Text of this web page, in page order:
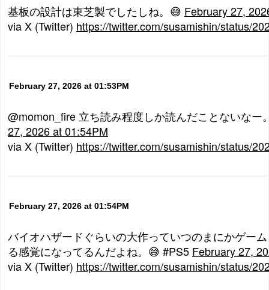
基板の設計は東芝製でしたしね。😅 February 27,
via X (Twitter) https://twitter.com/susamishin/status/
February 27, 2026 at 01:53PM
@momon_fire 立ち読み程度しか読んだことないなー
27, 2026 at 01:54PM
via X (Twitter) https://twitter.com/susamishin/status/
February 27, 2026 at 01:54PM
バイオハザードぐらいの大作っていつのまにかゲー
る感覚になってるんだよね。😅 #PS5 February 27,
via X (Twitter) https://twitter.com/susamishin/status/